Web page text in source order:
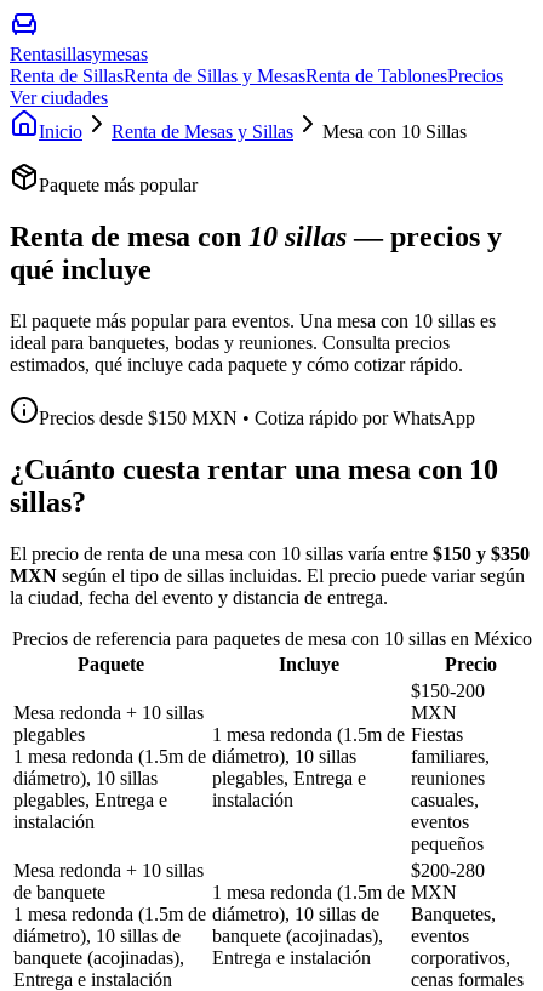
Rentasillasymesas
Renta de SillasRenta de Sillas y MesasRenta de TablonesPrecios
Ver ciudades
Inicio
Renta de Mesas y Sillas Mesa con 10 Sillas
Paquete más popular
Renta de mesa con 10 sillas— precios y
qué incluye
El paquete más popular para eventos. Una mesa con 10 sillas es
ideal para banquetes, bodas y reuniones. Consulta precios
estimados, qué incluye cada paquete y cómo cotizar rápido.
Precios desde $150 MXN • Cotiza rápido por WhatsApp
¿Cuánto cuesta rentar una mesa con 10
sillas?
El precio de renta de una mesa con 10 sillas varía entre $150 y $350
MXN según el tipo de sillas incluidas. El precio puede variar según
la ciudad, fecha del evento y distancia de entrega.
Precios de referencia para paquetes de mesa con 10 sillas en México
Paquete
Incluye Precio
Mesa redonda + 10 sillas
plegables
1 mesa redonda (1.5m de
diámetro), 10 sillas
plegables, Entrega e
instalación
1 mesa redonda (1.5m de
diámetro), 10 sillas
plegables, Entrega e
instalación
$150-200
MXN
Fiestas
familiares,
reuniones
casuales,
eventos
pequeños
Mesa redonda + 10 sillas
de banquete
1 mesa redonda (1.5m de
diámetro), 10 sillas de
banquete (acojinadas),
Entrega e instalación
1 mesa redonda (1.5m de
diámetro), 10 sillas de
banquete (acojinadas),
Entrega e instalación
$200-280
MXN
Banquetes,
eventos
corporativos,
cenas formales